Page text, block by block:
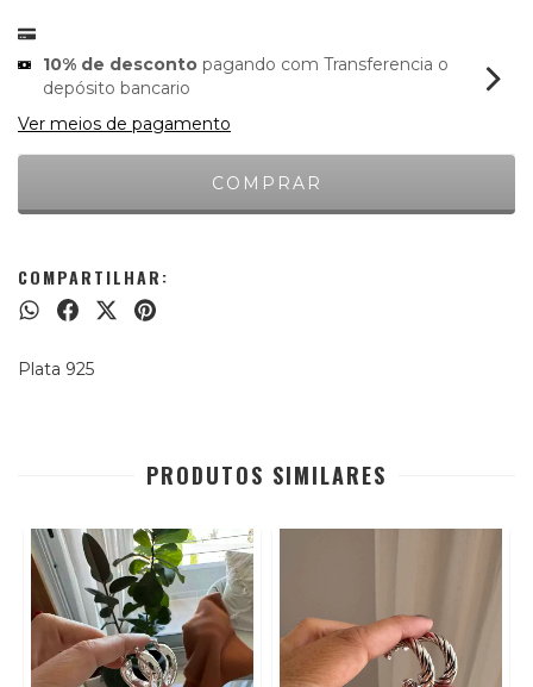
10% de desconto pagando com Transferencia o
depósito bancario
Ver meios de pagamento
COMPARTILHAR:
Plata 925
PRODUTOS SIMILARES